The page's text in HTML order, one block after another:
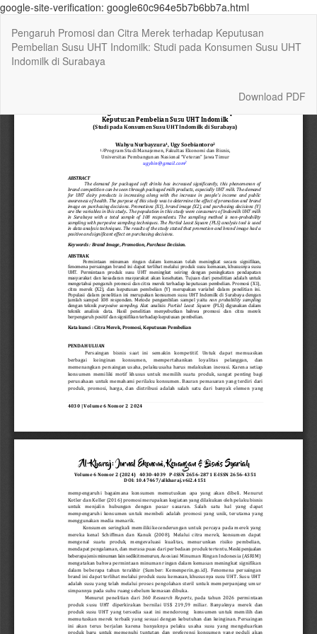
google-site-verification: google60c964e5b7b6bb7a.html
Article
Details
Pengaruh Promosi dan Citra Merek terhadap Keputusan
Pembelian Susu UHT Indomilk: Studi pada Konsumen Susu UHT
Indomilk di Surabaya
Download
Download PDF